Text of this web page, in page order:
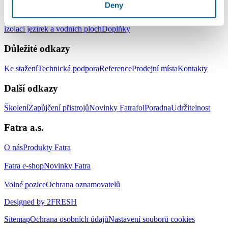
Deny
Střešní hydroizolační systémZemní hydroizolační systémSystém pro
izolaci jezírek a vodních plochDoplňky
Důležité odkazy
Ke staženíTechnická podporaReferenceProdejní místaKontakty
Další odkazy
ŠkoleníZapůjčení přistrojůNovinky FatrafolPoradnaUdržitelnost
Fatra a.s.
O násProdukty Fatra
Fatra e-shopNovinky Fatra
Volné poziceOchrana oznamovatelů
Designed by 2FRESH
SitemapOchrana osobních údajůNastavení souborů cookies